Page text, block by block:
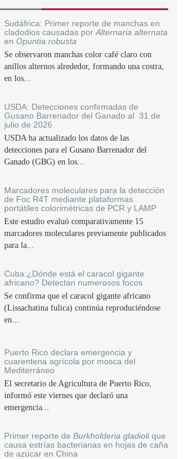
Sudáfrica: Primer reporte de manchas en
cladodios causadas por Alternaria alternata
en Opuntia robusta
Se observaron manchas color café claro con
anillos alternos alrededor, formando una costra,
en los...
USDA: Detecciones confirmadas de
Gusano Barrenador del Ganado al 31 de
julio de 2026
USDA ha actualizado los datos de las
detecciones para el Gusano Barrenador del
Ganado (GBG) en los...
Marcadores moleculares para la detección
de Foc R4T mediante plataformas
portátiles colorimétricas de PCR y LAMP
Este estudio evaluó comparativamente 15
marcadores moleculares previamente publicados
para la...
Cuba:¿Dónde está el caracol gigante
africano? Detectan numerosos focos
Se confirma que el caracol gigante africano
(Lissachatina fulica) continúa reproduciéndose
en...
Puerto Rico declara emergencia y
cuarentena agrícola por mosca del
Mediterráneo
El secretario de Agricultura de Puerto Rico,
informó este viernes que declaró una
emergencia...
Primer reporte de Burkholderia gladiolique
causa estrías bacterianas en hojas de caña
de azúcar en China